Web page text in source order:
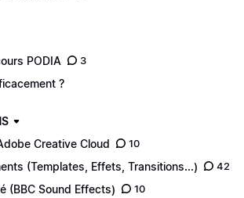
PODIA
3
?
Creative Cloud
10
(Templates, Effets, Transitions...) 42
(BBC Sound Effects) 10